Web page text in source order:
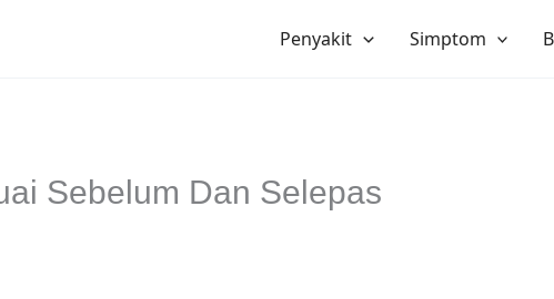
Penyakit Simptom
Sebelum Dan Selepas